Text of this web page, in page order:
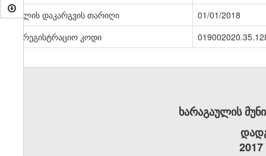
ძალის დაკარგვის თარიღი
01/01/2018
სარეგისტრაციო კოდი
ხარაგაულის